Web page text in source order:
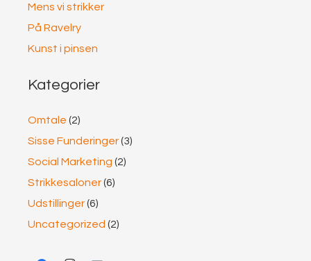
Mens vi strikker
På Ravelry
Kunst i pinsen
Kategorier
Omtale (2)
Sisse Funderinger(3)
Social Marketing (2)
Strikkesaloner(6)
Udstillinger(6)
Uncategorized (2)